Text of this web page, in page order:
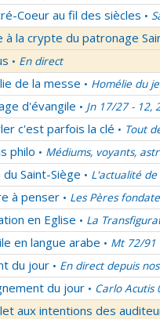
Coeur au fil des siècles •
à la crypte du patronage
• En direct
de la messe • Homélie du
d'évangile • Jn 17/27 - 12,
c'est parfois la clé • Tout
philo • Médiums, voyants,
du Saint-Siège • L'actualité de
à penser • Les Pères
en Eglise • La
en langue arabe • Mt 72/91
du jour • En direct depuis
du jour • Carlo Acutis
aux intentions des